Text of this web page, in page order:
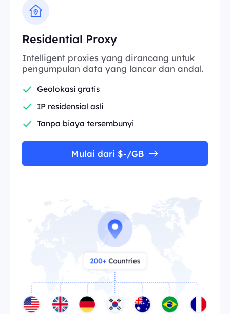
Residential Proxy
Intelligent proxies yang dirancang untuk
pengumpulan data yang lancar dan andal.
Geolokasi gratis
IP residensial asli
Tanpa biaya tersembunyi
Mulai dari $-/GB